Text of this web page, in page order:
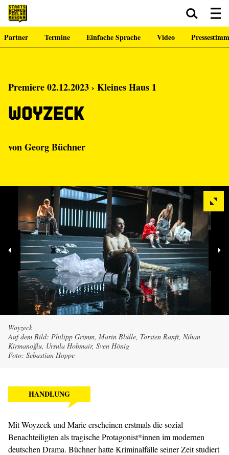
Zum Hauptinhalt springen Zum Footer springen
Partner Termine Einfache Sprache Video
Premiere 02.12.2023 › Kleines Haus 1
Woyzeck
von Georg Büchner
Woyzeck
Auf dem Bild: Philipp Grimm, Marin Blülle, Torsten Ranft, Nihan
Kirmanoğlu, Ursula Hobmair, Sven Hönig
Foto: Sebastian Hoppe
HANDLUNG
Mit Woyzeck und Marie erscheinen erstmals die sozial
Benachteiligten als tragische Protagonist*innen im modernen
deutschen Drama. Büchner hatte Kriminalfälle seiner Zeit studiert